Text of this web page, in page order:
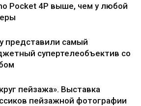
Pocket 4P выше, чем у любой
представили самый
супертелеобъектив со
пейзажа». Выставка
пейзажной фотографии